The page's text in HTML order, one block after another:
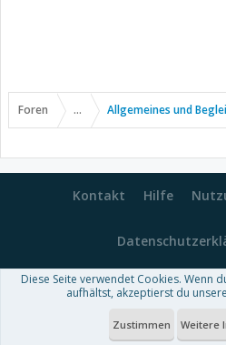
Foren ... Allgemeines und
Kontakt Hilfe
Forum software by XenForo™-
Theme designed by
Diese Seite verwendet Cookies. Wenn
aufhältst, akzeptierst du
Zustimmen Weitere